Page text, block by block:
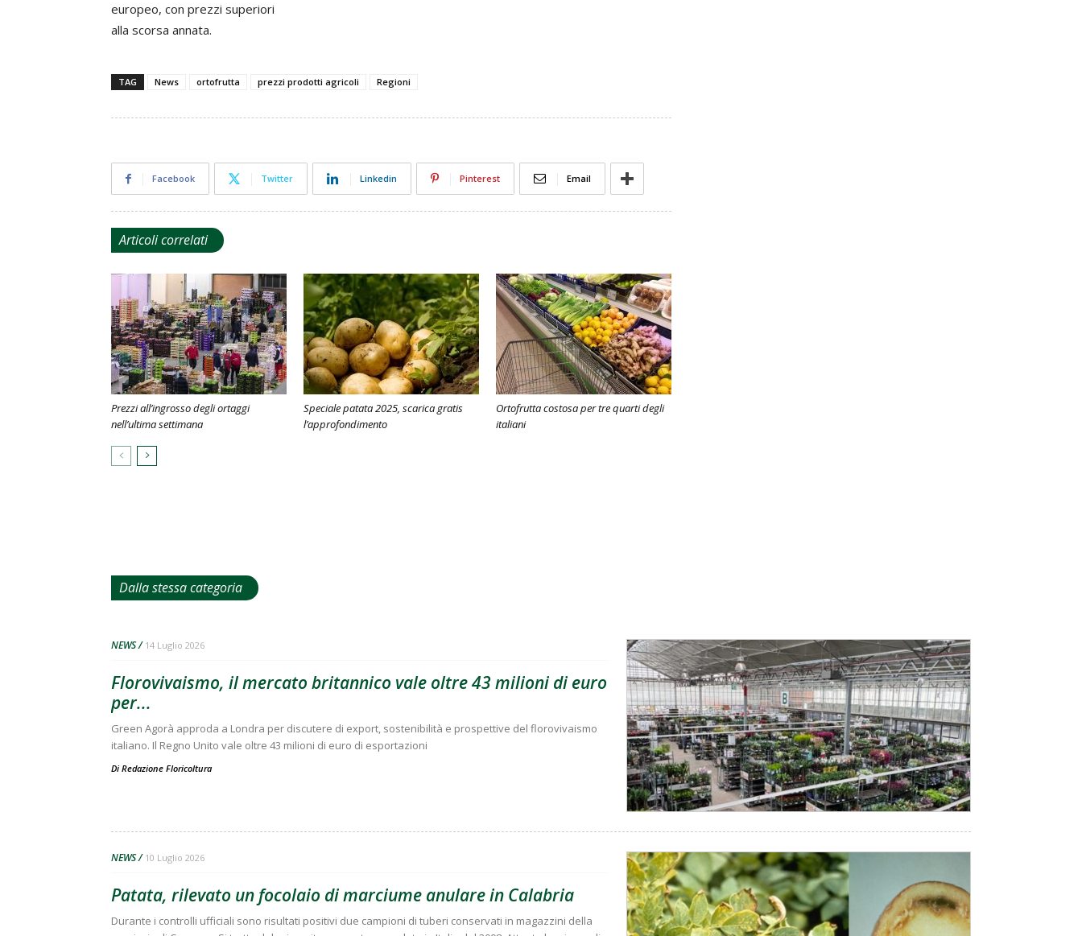
europeo, con prezzi superiori
alla scorsa annata.
TAG News ortofrutta prezzi prodotti agricoli Regioni
Facebook Twitter Linkedin Pinterest Email
Articoli correlati
Prezzi all’ingrosso degli ortaggi
nell’ultima settimana
Speciale patata 2025, scarica gratis
l’approfondimento
Ortofrutta costosa per tre quarti degli
italiani
Dalla stessa categoria
NEWS 14 Luglio 2026
Florovivaismo, il mercato britannico vale oltre 43 milioni di euro
per...
Green Agorà approda a Londra per discutere di export, sostenibilità e prospettive del florovivaismo
italiano. Il Regno Unito vale oltre 43 milioni di euro di esportazioni
Di Redazione Floricoltura
NEWS 10 Luglio 2026
Patata, rilevato un focolaio di marciume anulare in Calabria
Durante i controlli ufficiali sono risultati positivi due campioni di tuberi conservati in magazzini della